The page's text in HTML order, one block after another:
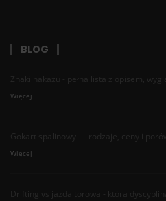
BLOG
Znaki nakazu - pełna lista z opisem,
Więcej
Gokart spalinowy — rodzaje, ceny i
Więcej
Drifting vs jazda torowa - która